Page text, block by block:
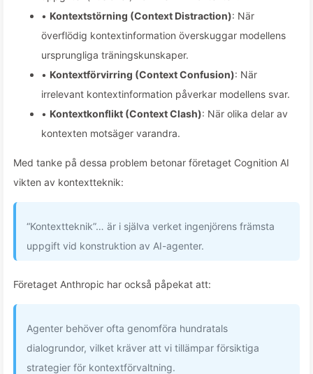
• Kontextstörning (Context Distraction): När
överflödig kontextinformation överskuggar modellens
ursprungliga träningskunskaper.
• Kontextförvirring (Context Confusion): När
irrelevant kontextinformation påverkar modellens svar.
• Kontextkonflikt (Context Clash): När olika delar av
kontexten motsäger varandra.
Med tanke på dessa problem betonar företaget Cognition AI
vikten av kontextteknik:
“Kontextteknik”… är i själva verket ingenjörens främsta
uppgift vid konstruktion av AI-agenter.
Företaget Anthropic har också påpekat att:
Agenter behöver ofta genomföra hundratals
dialogrundor, vilket kräver att vi tillämpar försiktiga
strategier för kontextförvaltning.